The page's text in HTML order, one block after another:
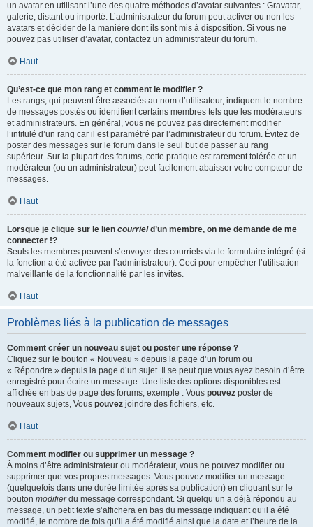
un avatar en utilisant l’une des quatre méthodes d’avatar suivantes : Gravatar,
galerie, distant ou importé. L’administrateur du forum peut activer ou non les
avatars et décider de la manière dont ils sont mis à disposition. Si vous ne
pouvez pas utiliser d’avatar, contactez un administrateur du forum.
Haut
Qu’est-ce que mon rang et comment le modifier ?
Les rangs, qui peuvent être associés au nom d’utilisateur, indiquent le nombre
de messages postés ou identifient certains membres tels que les modérateurs
et administrateurs. En général, vous ne pouvez pas directement modifier
l’intitulé d’un rang car il est paramétré par l’administrateur du forum. Évitez de
poster des messages sur le forum dans le seul but de passer au rang
supérieur. Sur la plupart des forums, cette pratique est rarement tolérée et un
modérateur (ou un administrateur) peut facilement abaisser votre compteur de
messages.
Haut
Lorsque je clique sur le lien courrield’un membre, on me demande de me
connecter !?
Seuls les membres peuvent s’envoyer des courriels via le formulaire intégré (si
la fonction a été activée par l’administrateur). Ceci pour empêcher l’utilisation
malveillante de la fonctionnalité par les invités.
Haut
Problèmes liés à la publication de messages
Comment créer un nouveau sujet ou poster une réponse ?
Cliquez sur le bouton « Nouveau » depuis la page d’un forum ou
« Répondre » depuis la page d’un sujet. Il se peut que vous ayez besoin d’être
enregistré pour écrire un message. Une liste des options disponibles est
affichée en bas de page des forums, exemple : Vous pouvez poster de
nouveaux sujets, Vous pouvez joindre des fichiers, etc.
Haut
Comment modifier ou supprimer un message ?
À moins d’être administrateur ou modérateur, vous ne pouvez modifier ou
supprimer que vos propres messages. Vous pouvez modifier un message
(quelquefois dans une durée limitée après sa publication) en cliquant sur le
bouton modifierdu message correspondant. Si quelqu’un a déjà répondu au
message, un petit texte s’affichera en bas du message indiquant qu’il a été
modifié, le nombre de fois qu’il a été modifié ainsi que la date et l’heure de la